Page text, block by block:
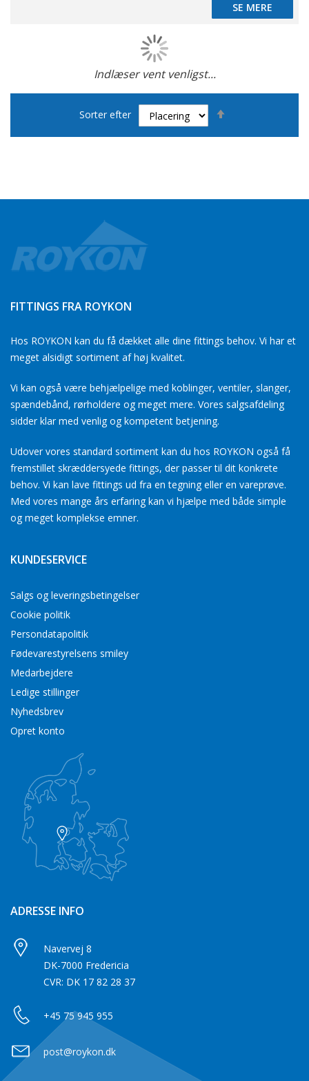
SE MERE
SE MERE
Indlæser vent venligst...
Sorter efter
FITTINGS FRA ROYKON
Hos ROYKON kan du få dækket alle dine fittings behov. Vi har et
meget alsidigt sortiment af høj kvalitet.
Vi kan også være behjælpelige med koblinger, ventiler, slanger,
spændebånd, rørholdere og meget mere. Vores salgsafdeling
sidder klar med venlig og kompetent betjening.
Udover vores standard sortiment kan du hos ROYKON også få
fremstillet skræddersyede fittings, der passer til dit konkrete
behov. Vi kan lave fittings ud fra en tegning eller en vareprøve.
Med vores mange års erfaring kan vi hjælpe med både simple
og meget komplekse emner.
KUNDESERVICE
Salgs og leveringsbetingelser
Cookie politik
Persondatapolitik
Fødevarestyrelsens smiley
Medarbejdere
Ledige stillinger
Nyhedsbrev
Opret konto
ADRESSE INFO
Navervej 8
DK-7000 Fredericia
CVR: DK 17 82 28 37
+45 75 945 955
post@roykon.dk